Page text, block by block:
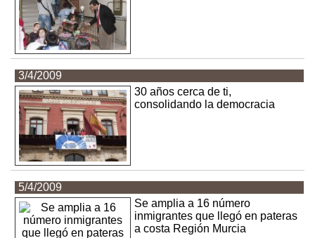
3/4/2009
30 años cerca de ti,
consolidando la democracia
5/4/2009
Se amplia a 16 número
inmigrantes que llegó en pateras
a costa Región Murcia